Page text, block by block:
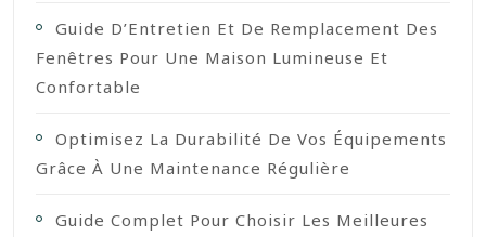
Guide D’Entretien Et De Remplacement Des
Fenêtres Pour Une Maison Lumineuse Et
Confortable
Optimisez La Durabilité De Vos Équipements
Grâce À Une Maintenance Régulière
Guide Complet Pour Choisir Les Meilleures